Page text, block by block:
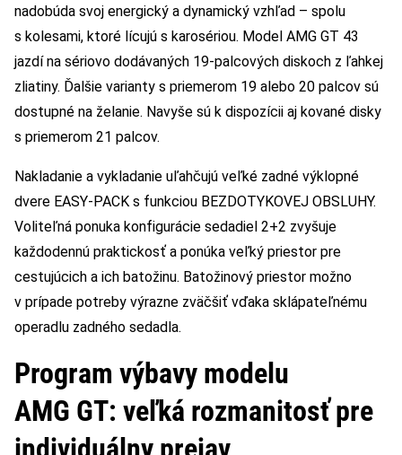
nadobúda svoj energický a dynamický vzhľad – spolu
s kolesami, ktoré lícujú s karosériou. Model AMG GT 43
jazdí na sériovo dodávaných 19-palcových diskoch z ľahkej
zliatiny. Ďalšie varianty s priemerom 19 alebo 20 palcov sú
dostupné na želanie. Navyše sú k dispozícii aj kované disky
s priemerom 21 palcov.
Nakladanie a vykladanie uľahčujú veľké zadné výklopné
dvere EASY-PACK s funkciou BEZDOTYKOVEJ OBSLUHY.
Voliteľná ponuka konfigurácie sedadiel 2+2 zvyšuje
každodennú praktickosť a ponúka veľký priestor pre
cestujúcich a ich batožinu. Batožinový priestor možno
v prípade potreby výrazne zväčšiť vďaka sklápateľnému
operadlu zadného sedadla.
Program výbavy modelu
AMG GT: veľká rozmanitosť pre